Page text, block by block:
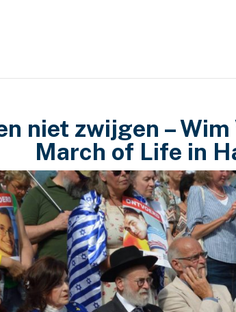
niet zwijgen –
March of Life in